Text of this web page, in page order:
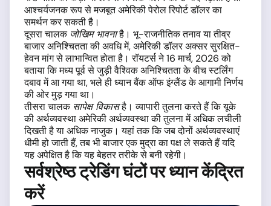
आश्चर्यजनक रूप से मजबूत अमेरिकी पेरोल रिपोर्ट डॉलर का
समर्थन कर सकती है।
दूसरा चालक जोखिम भावनाहै। भू-राजनीतिक तनाव या तीव्र
बाजार अनिश्चितता की अवधि में, अमेरिकी डॉलर अक्सर सुरक्षित-
हेवन मांग से लाभान्वित होता है। रॉयटर्स ने 16 मार्च, 2026 को
बताया कि मध्य पूर्व से जुड़ी वैश्विक अनिश्चितता के बीच स्टर्लिंग
दबाव में आ गया था, भले ही ध्यान बैंक ऑफ इंग्लैंड के आगामी निर्णय
की ओर मुड़ गया था।
तीसरा चालक सापेक्ष विकासहै। व्यापारी तुलना करते हैं कि यूके
की अर्थव्यवस्था अमेरिकी अर्थव्यवस्था की तुलना में अधिक लचीली
दिखती है या अधिक नाजुक। यहां तक कि जब दोनों अर्थव्यवस्थाएं
धीमी हो जाती हैं, तब भी बाजार एक मुद्रा का पक्ष ले सकते हैं यदि
यह अपेक्षित है कि यह बेहतर तरीके से बनी रहेगी।
सर्वश्रेष्ठ ट्रेडिंग घंटों पर ध्यान केंद्रित
करें